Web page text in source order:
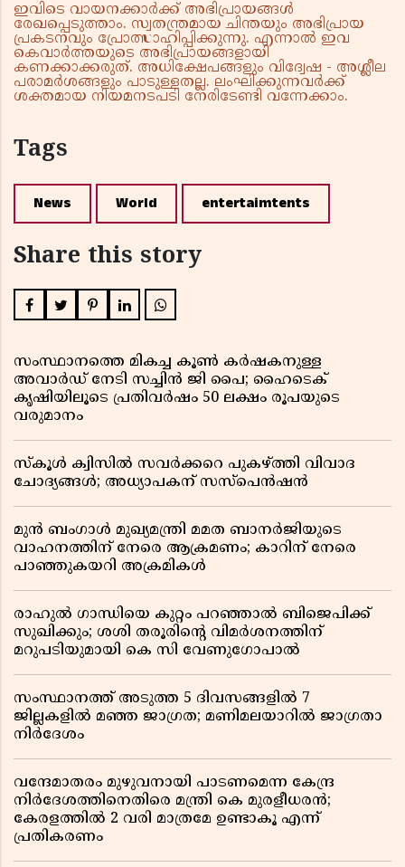
ഇവിടെ വായനക്കാർക്ക് അഭിപ്രായങ്ങൾ
രേഖപ്പെടുത്താം. സ്വതന്ത്രമായ ചിന്തയും അഭിപ്രായ
പ്രകടനവും പ്രോത്സാഹിപ്പിക്കുന്നു. എന്നാൽ ഇവ
കെവാർത്തയുടെ അഭിപ്രായങ്ങളായി
കണക്കാക്കരുത്. അധിക്ഷേപങ്ങളും വിദ്വേഷ - അശ്ലീല
പരാമർശങ്ങളും പാടുള്ളതല്ല. ലംഘിക്കുന്നവർക്ക്
ശക്തമായ നിയമനടപടി നേരിടേണ്ടി വന്നേക്കാം.
Tags
News World entertaimtents
Share this story
സംസ്ഥാനത്തെ മികച്ച കൂൺ കർഷകനുള്ള
അവാർഡ് നേടി സച്ചിൻ ജി പൈ; ഹൈടെക്
കൃഷിയിലൂടെ പ്രതിവർഷം 50 ലക്ഷം രൂപയുടെ
വരുമാനം
സ്കൂൾ ക്വിസിൽ സവർക്കറെ പുകഴ്ത്തി വിവാദ
ചോദ്യങ്ങൾ; അധ്യാപകന് സസ്പെൻഷൻ
മുൻ ബംഗാൾ മുഖ്യമന്ത്രി മമത ബാനർജിയുടെ
വാഹനത്തിന് നേരെ ആക്രമണം; കാറിന് നേരെ
പാഞ്ഞുകയറി അക്രമികൾ
രാഹുൽ ഗാന്ധിയെ കുറ്റം പറഞ്ഞാൽ ബിജെപിക്ക്
സുഖിക്കും; ശശി തരൂരിന്റെ വിമർശനത്തിന്
മറുപടിയുമായി കെ സി വേണുഗോപാൽ
സംസ്ഥാനത്ത് അടുത്ത 5 ദിവസങ്ങളിൽ 7
ജില്ലകളിൽ മഞ്ഞ ജാഗ്രത; മണിമലയാറിൽ ജാഗ്രതാ
നിർദേശം
വന്ദേമാതരം മുഴുവനായി പാടണമെന്ന കേന്ദ്ര
നിർദേശത്തിനെതിരെ മന്ത്രി കെ മുരളീധരൻ;
കേരളത്തിൽ 2 വരി മാത്രമേ ഉണ്ടാകൂ എന്ന്
പ്രതികരണം